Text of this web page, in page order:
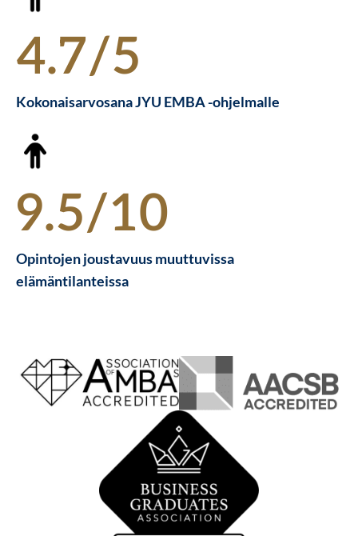
4.7/5
Kokonaisarvosana JYU EMBA -ohjelmalle
9.5/10
Opintojen joustavuus muuttuvissa
elämäntilanteissa